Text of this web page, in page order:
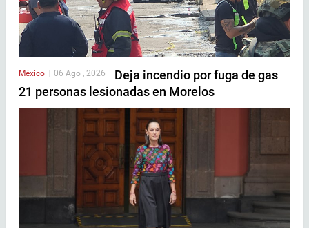
México 06 Ago , 2026
Deja incendio por fuga de gas
21 personas lesionadas en Morelos